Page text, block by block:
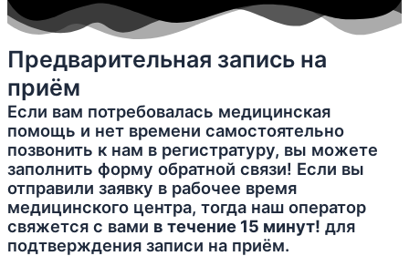
Предварительная запись на
приём
Если вам потребовалась медицинская
помощь и нет времени самостоятельно
позвонить к нам в регистратуру, вы можете
заполнить форму обратной связи! Если вы
отправили заявку в рабочее время
медицинского центра, тогда наш оператор
свяжется с вами в течение 15 минут! для
подтверждения записи на приём.